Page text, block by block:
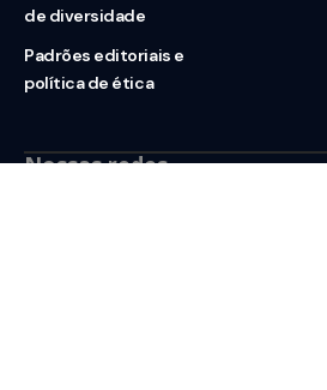
de diversidade
Padrões editoriais e
política de ética
Nossas redes